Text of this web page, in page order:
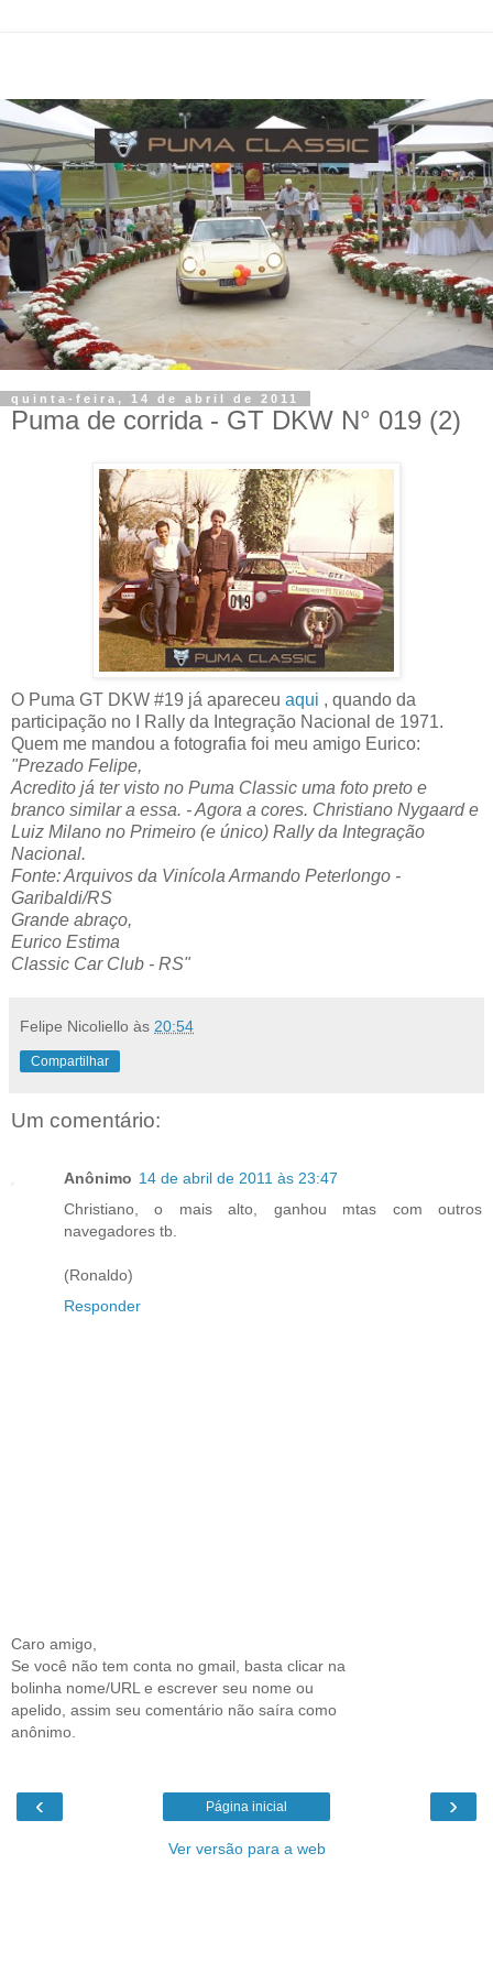
quinta-feira, 14 de abril de 2011
Puma de corrida - GT DKW N° 019 (2)
O Puma GT DKW #19 já apareceu aqui , quando da
participação no I Rally da Integração Nacional de 1971.
Quem me mandou a fotografia foi meu amigo Eurico:
"Prezado Felipe,
Acredito já ter visto no Puma Classic uma foto preto e
branco similar a essa. - Agora a cores. Christiano Nygaard e
Luiz Milano no Primeiro (e único) Rally da Integração
Nacional.
Fonte: Arquivos da Vinícola Armando Peterlongo -
Garibaldi/RS
Grande abraço,
Eurico Estima
Classic Car Club - RS"
Felipe Nicoliello às 20:54
Compartilhar
Um comentário:
Anônimo 14 de abril de 2011 às 23:47
Christiano, o mais alto, ganhou mtas com outros
navegadores tb.
(Ronaldo)
Responder
Caro amigo,
Se você não tem conta no gmail, basta clicar na
bolinha nome/URL e escrever seu nome ou
apelido, assim seu comentário não saíra como
anônimo.
‹ ›
Página inicial
Ver versão para a web